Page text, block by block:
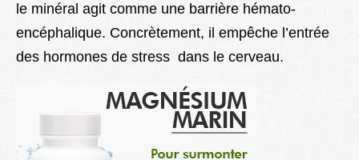
le minéral agit comme une barrière hémato-
encéphalique. Concrètement, il empêche l’entrée
des hormones de stress dans le cerveau.